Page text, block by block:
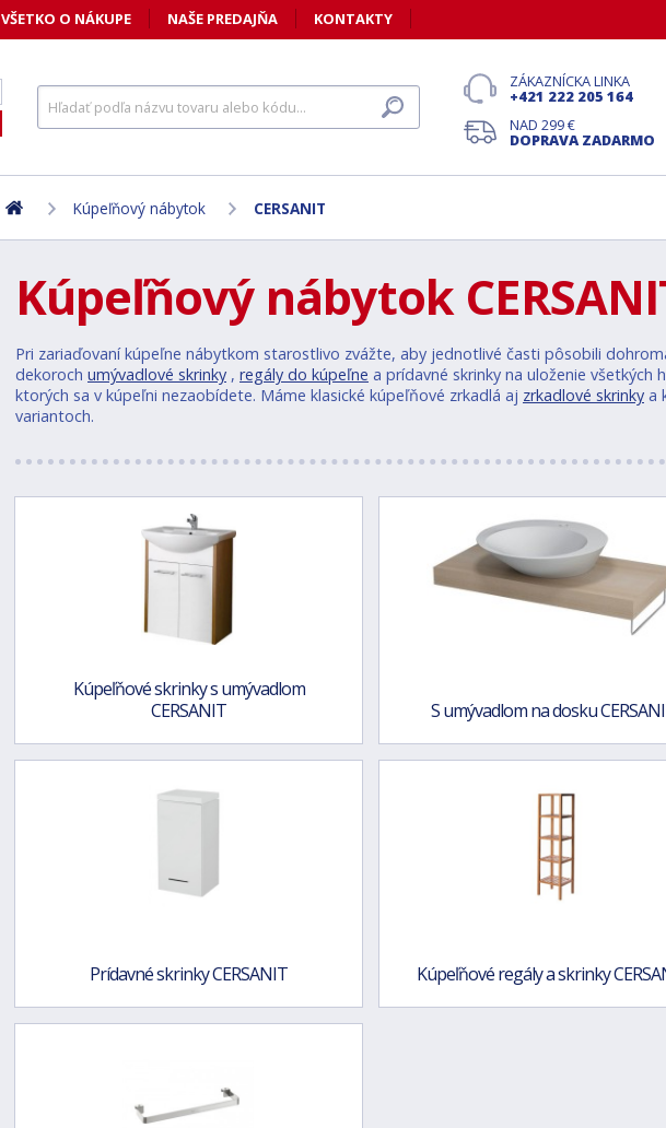
VŠETKO O NÁKUPE NAŠE PREDAJŇA KONTAKTY
ZÁKAZNÍCKA LINKA
+421 222 205 164
NAD 299 €
DOPRAVA ZADARMO
Kúpeľňový nábytok CERSANIT
Kúpeľňový nábytok
Pri zariaďovaní kúpeľne nábytkom starostlivo zvážte, aby jednotlivé časti pôsobili
dekoroch umývadlové skrinky , regály do kúpeľne a prídavné skrinky na uloženie všetkých
ktorých sa v kúpeľni nezaobídete. Máme klasické kúpeľňové zrkadlá aj zrkadlové skrinky a
variantoch.
Kúpeľňové skrinky s umývadlom
CERSANIT
S umývadlom na dosku
Prídavné skrinky CERSANIT Kúpeľňové regály a skrinky